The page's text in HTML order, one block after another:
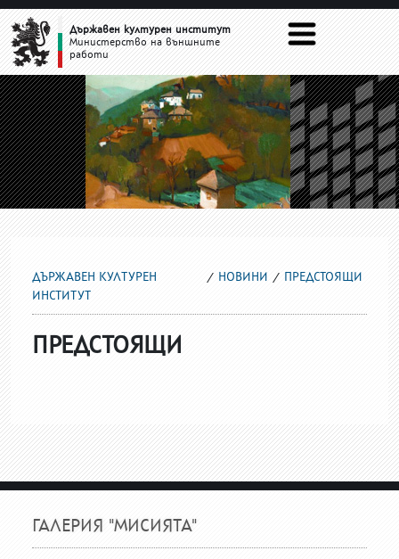
ПРЕДСТОЯЩИ
Държавен културен институт
Министерство на външните
работи
ДЪРЖАВЕН КУЛТУРЕН
ИНСТИТУТ
НОВИНИ ПРЕДСТОЯЩИ
ПРЕДСТОЯЩИ
ГАЛЕРИЯ "МИСИЯТА"